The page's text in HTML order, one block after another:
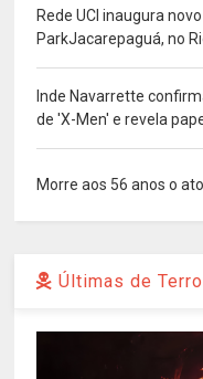
Rede UCI inaugura
ParkJacarepaguá, no
Inde Navarrette
de 'X-Men' e revela
Morre aos 56 anos o
Últimas de